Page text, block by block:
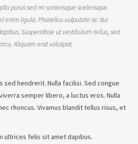
purus sed mi scelerisque scelerisque.
enim ligula. Phasellus vulputate ac dui
Suspendisse ut vestibulum tellus, sed
Aliquam erat volutpat.
sed hendrerit. Nulla facilisi. Sed congue
semper libero, a luctus eros. Nulla
rhoncus. Vivamus blandit tellus risus, et
ultrices felis sit amet dapibus.